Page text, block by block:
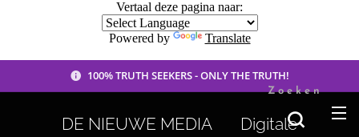
Vertaal deze pagina naar:
Powered by Translate
100% TRUTH SEEKERS - ONLY THE TRUTH!
DE NIEUWE MEDIA 🟣 Digitale
Zoeken